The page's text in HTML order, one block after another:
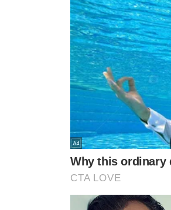
VALORIZAÇÃO DO
O evento também marcou um
Comitês de Cultura (PNCC), que
popular, apoia a iniciativa de
filme "Poetas do Tambor"
Durante a exibição, foram
crioula como patrimônio estadual
garantir a preservação e
O evento foi um sucesso,
cultural do Estado.